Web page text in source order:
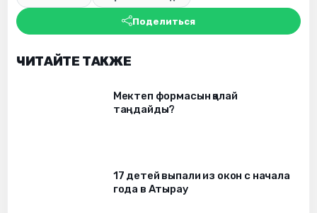
Поделиться
ЧИТАЙТЕ ТАКЖЕ
Мектеп формасын қалай
таңдайды?
17 детей выпали из окон c начала
года в Атырау